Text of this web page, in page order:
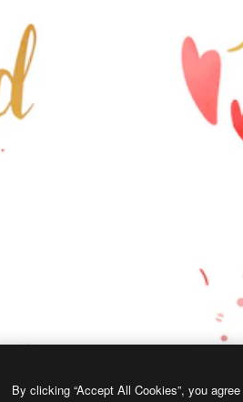
By clicking “Accept All Cookies”, you